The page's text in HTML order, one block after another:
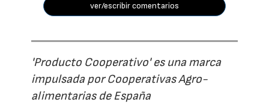
ver/escribir comentarios
'Producto Cooperativo' es una marca
impulsada por Cooperativas Agro-
alimentarias de España